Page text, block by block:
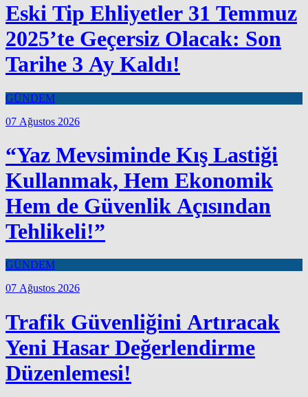
Eski Tip Ehliyetler 31 Temmuz
2025’te Geçersiz Olacak: Son
Tarihe 3 Ay Kaldı!
GÜNDEM
07 Ağustos 2026
“Yaz Mevsiminde Kış Lastiği
Kullanmak, Hem Ekonomik
Hem de Güvenlik Açısından
Tehlikeli!”
GÜNDEM
07 Ağustos 2026
Trafik Güvenliğini Artıracak
Yeni Hasar Değerlendirme
Düzenlemesi!